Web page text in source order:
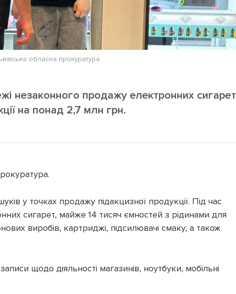
обласна прокуратура
незаконного продажу електронних сигарет
на понад 2,7 млн грн.
у точках продажу підакцизної продукції. Під час
сигарет, майже 14 тисяч ємностей з рідинами для
виробів, картриджі, підсилювачі смаку, а також
щодо діяльності магазинів, ноутбуки, мобільні